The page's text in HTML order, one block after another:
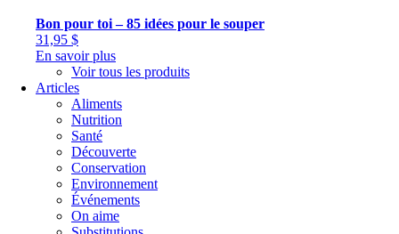
Bon pour toi – 85 idées pour le souper
31,95 $
En savoir plus
Voir tous les produits
Articles
Aliments
Nutrition
Santé
Découverte
Conservation
Environnement
Événements
On aime